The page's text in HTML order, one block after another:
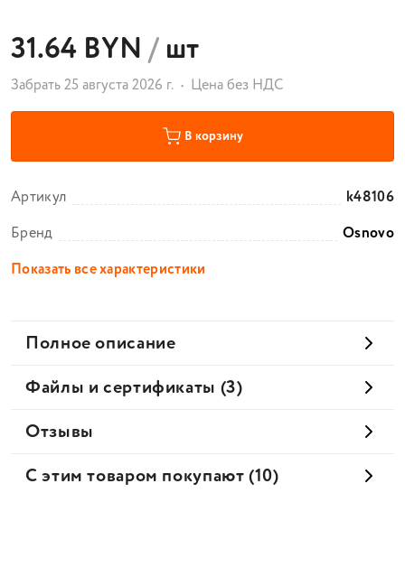
31.64 BYN/шт
Забрать 25 августа 2026 г. Цена без НДС
В корзину
Артикул
k48106
Бренд
Osnovo
Показать все характеристики
Полное описание
Файлы и сертификаты (3)
Отзывы
С этим товаром покупают (10)